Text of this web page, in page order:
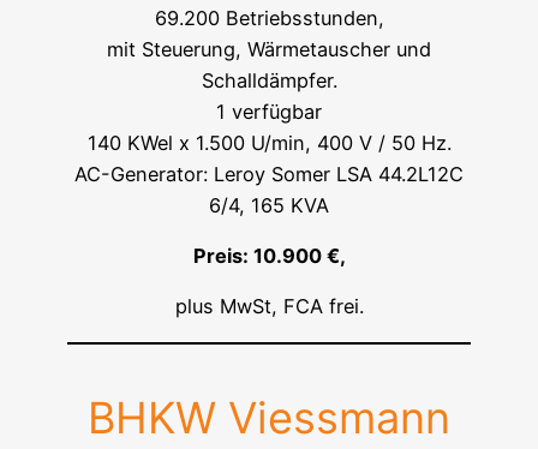
69.200 Betriebsstunden,
mit Steuerung, Wärmetauscher und
Schalldämpfer.
1 verfügbar
140 KWel x 1.500 U/min, 400 V / 50 Hz.
AC-Generator: Leroy Somer LSA 44.2L12C
6/4, 165 KVA
Preis: 10.900 €,
plus MwSt, FCA frei.
BHKW Viessmann